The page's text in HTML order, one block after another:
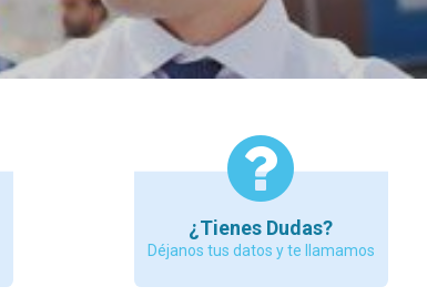
¿Tienes Dudas?
Déjanos tus datos y te llamamos